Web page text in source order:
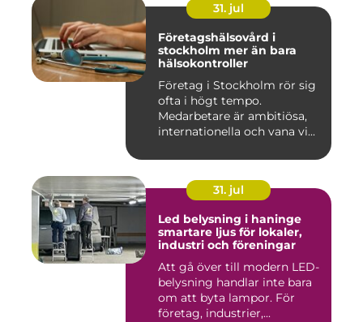
31. jul
Företagshälsovård i
stockholm mer än bara
hälsokontroller
Företag i Stockholm rör sig
ofta i högt tempo.
Medarbetare är ambitiösa,
internationella och vana vi...
31. jul
Led belysning i haninge
smartare ljus för lokaler,
industri och föreningar
Att gå över till modern LED-
belysning handlar inte bara
om att byta lampor. För
företag, industrier,...